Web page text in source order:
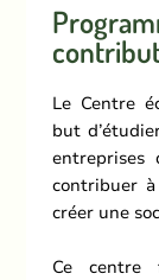
Le Centre
but
entreprises
contribuer
créer une
Ce centre